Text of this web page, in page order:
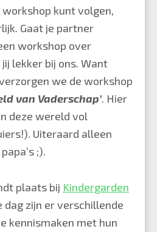
kunt volgen,
Gaat je partner
workshop over
lekker bij ons. Want
we de workshop
van Vaderschap’. Hier
deze wereld vol
Uiteraard alleen
;).
plaats bij Kindergarden
dag zijn er verschillende
kennismaken met hun